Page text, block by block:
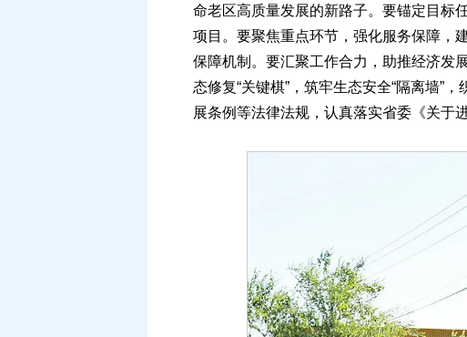
命老区高质量发展的新路子。要锚定目标
项目。要聚焦重点环节，强化服务保障，
保障机制。要汇聚工作合力，助推经济发
态修复“关键棋”，筑牢生态安全“隔离墙”
展条例等法律法规，认真落实省委《关于